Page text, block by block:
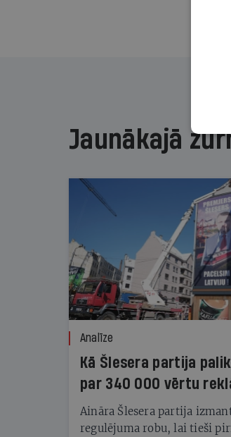
Jaunākajā
Analīze
Kā Šlesera partija
par 340 000 vērtu
kampaņu
Aināra Šlesera partija
regulējuma robu, lai tieši